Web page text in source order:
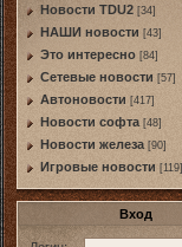
Новости TDU2 [34]
НАШИ новости [43]
Это интересно [84]
Сетевые новости [57]
Автоновости [417]
Новости софта [48]
Новоcти железа [90]
Игровые новости [119]
Вход